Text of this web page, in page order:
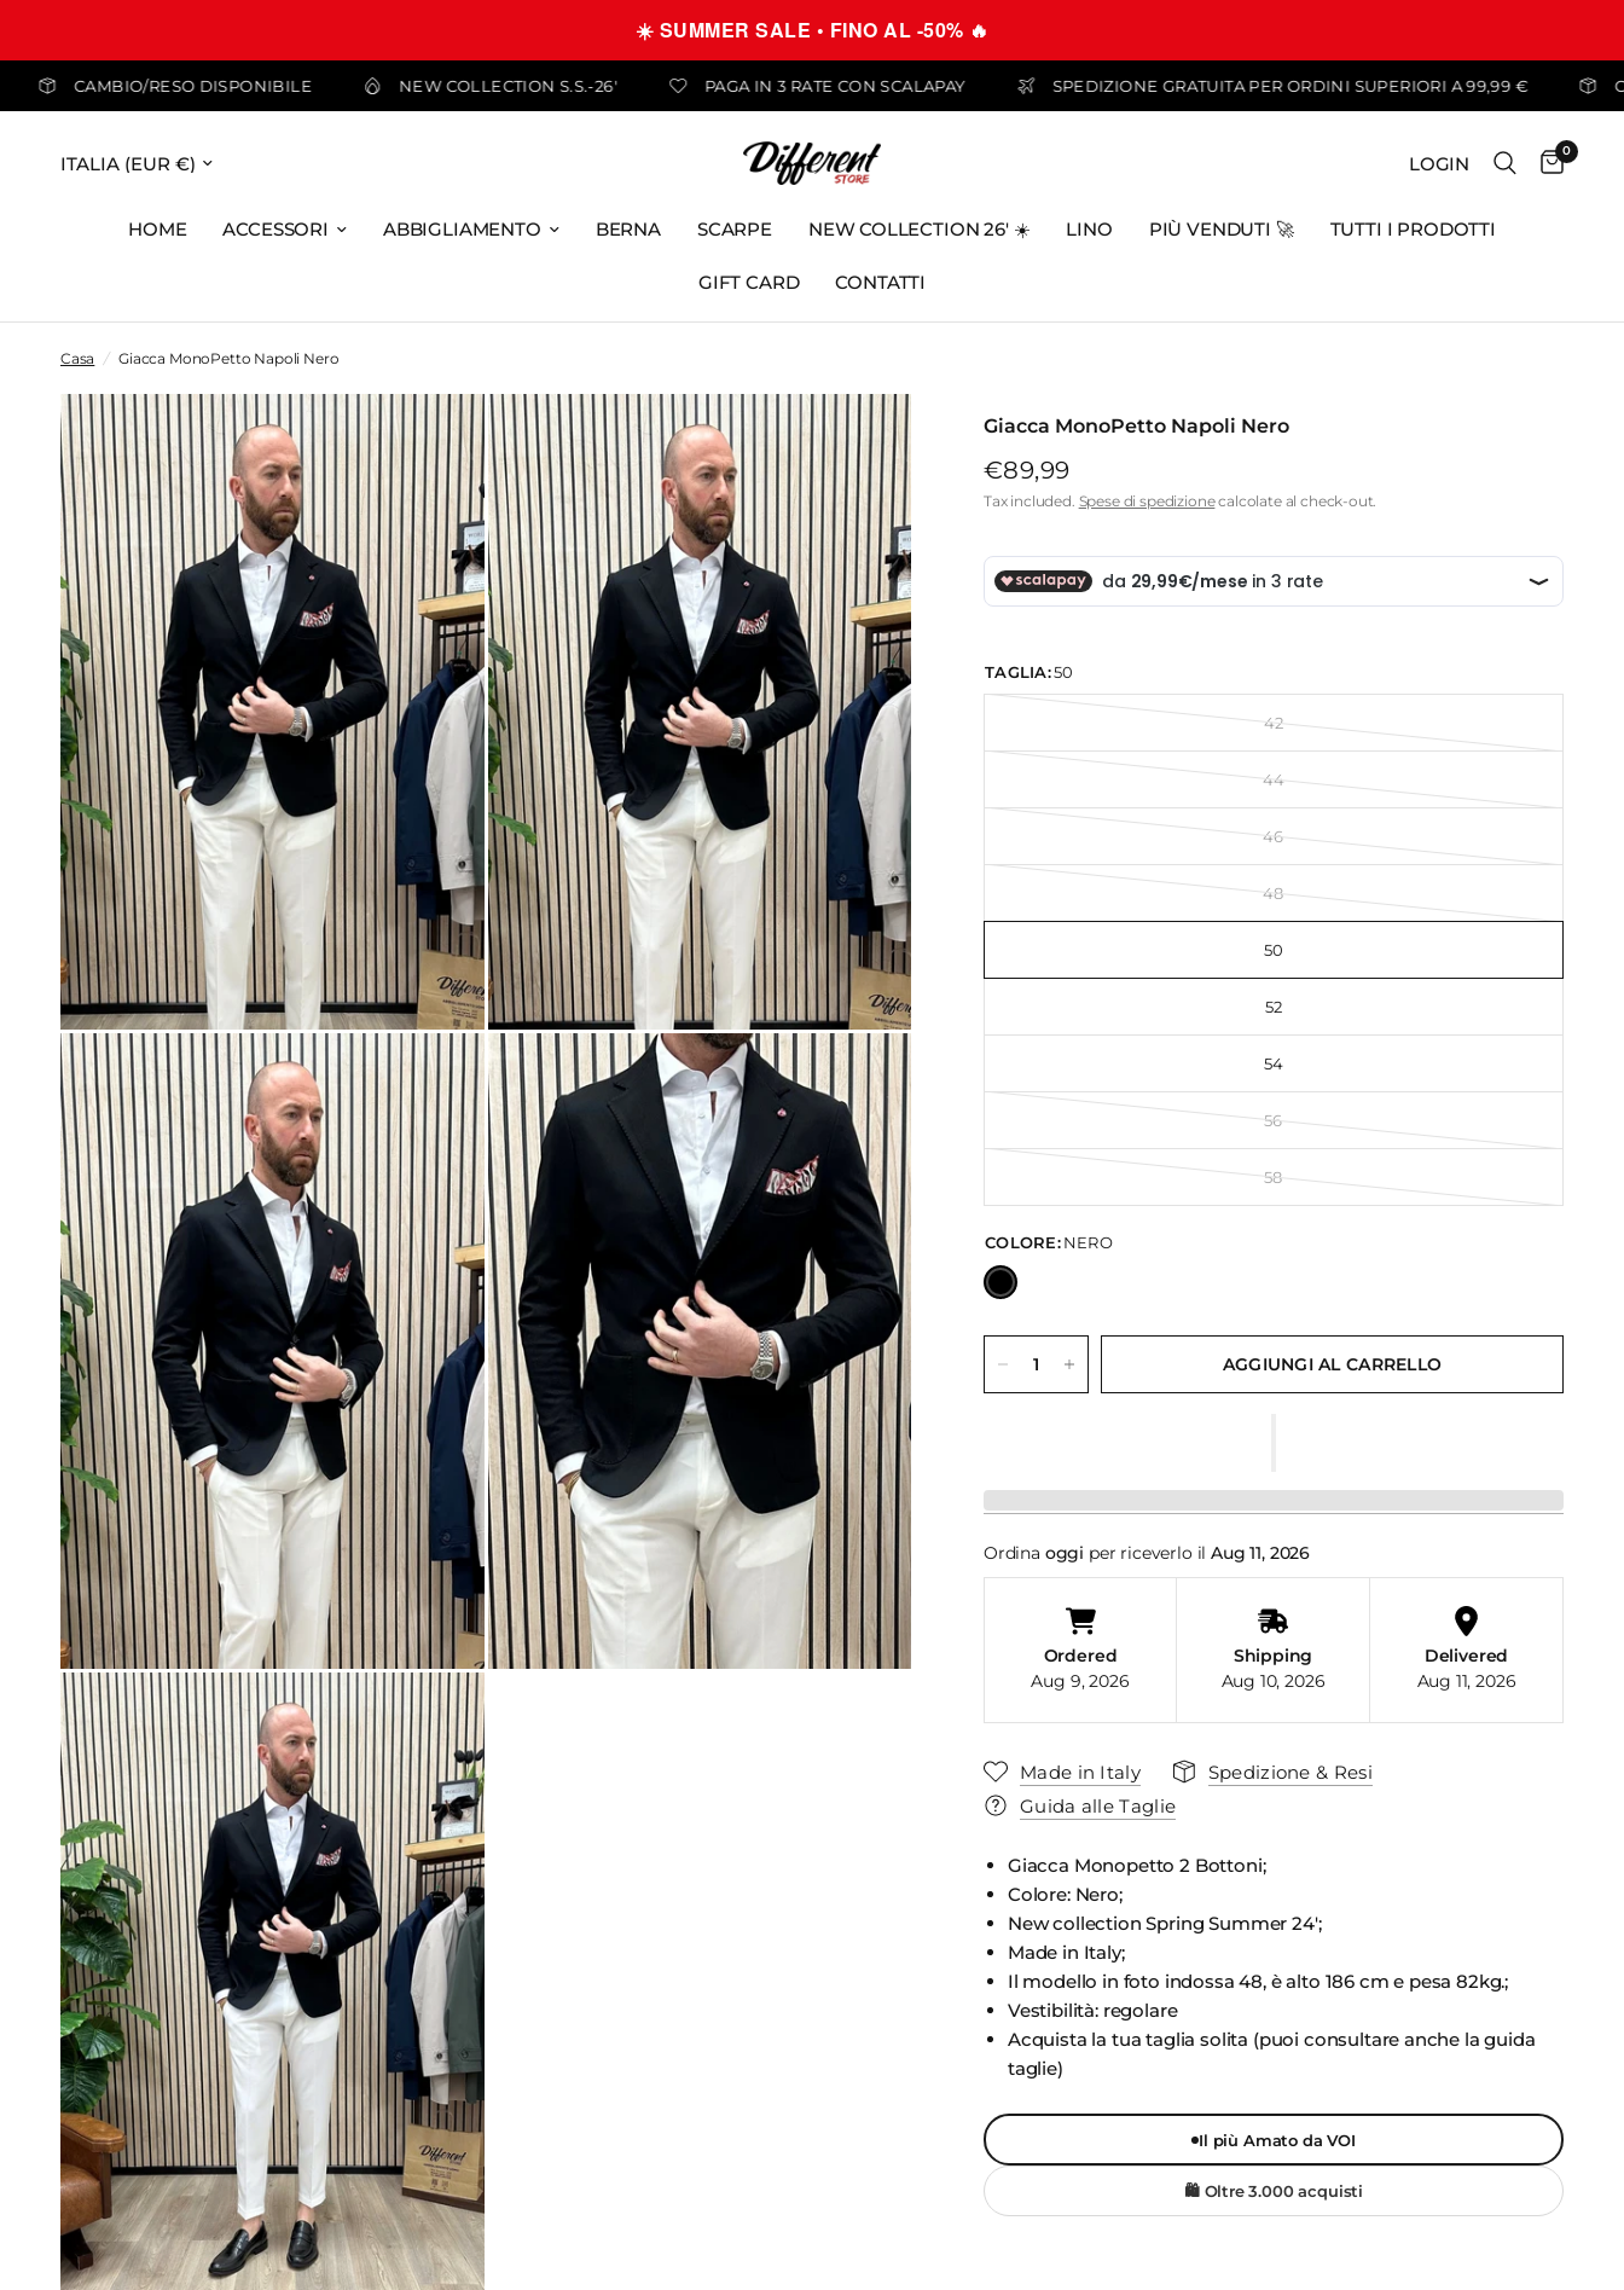
☀️ SUMMER SALE • FINO AL -50% 🔥
A 99,99 € CAMBIO/RESO DISPONIBILE NEW COLLECTION S.S.-26' PAGA IN 3 RATE CON SCALAPAY SPEDIZIONE GRATUITA PER ORDINI SUPERIORI A 99,99 €
LOGIN
0
HOME ACCESSORI ABBIGLIAMENTO BERNA SCARPE NEW COLLECTION 26' ☀️ LINO PIÙ VENDUTI 🚀 TUTTI I PRODOTTI
GIFT CARD CONTATTI
Casa / Giacca MonoPetto Napoli Nero
Giacca MonoPetto Napoli Nero
€89,99
Tax included. Spese di spedizionecalcolate al check-out.
TAGLIA:50
42
44
46
48
50
52
54
56
58
COLORE:NERO
AGGIUNGI AL CARRELLO
Ordina oggi per riceverlo ilAug 11, 2026
Ordered
Aug 9, 2026
Shipping
Aug 10, 2026
Delivered
Aug 11, 2026
Made in Italy
Spedizione & Resi
Guida alle Taglie
Giacca Monopetto 2 Bottoni;
Colore: Nero;
New collection Spring Summer 24';
Made in Italy;
Il modello in foto indossa 48, è alto 186 cm e pesa 82kg.;
Vestibilità: regolare
Acquista la tua taglia solita (puoi consultare anche la guida
taglie)
Il più Amato da VOI
🛍️ Oltre 3.000 acquisti